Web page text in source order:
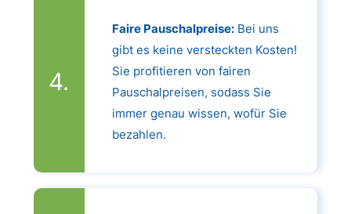
Faire Pauschalpreise:Bei uns
gibt es keine versteckten Kosten!
Sie profitieren von fairen
Pauschalpreisen, sodass Sie
immer genau wissen, wofür Sie
bezahlen.